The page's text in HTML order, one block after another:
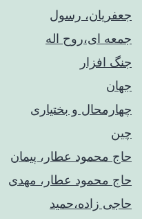
جعفریان، رسول
جمعه ای،روح اله
جنگ افزار
جهان
چهارمحال و بختیاری
چین
حاج محمود عطار، پیمان
حاج محمود عطار، مهدی
حاجی زاده،حمید